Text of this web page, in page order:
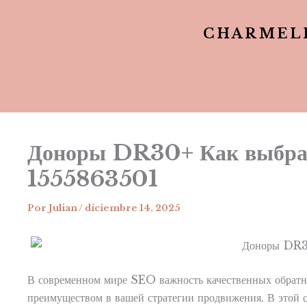
Доноры DR30+ Как
1555863501
Por Julian/ diciembre 14, 2025
В современном мире SEO важность качественных
преимуществом в вашей стратегии продвижения. В этой